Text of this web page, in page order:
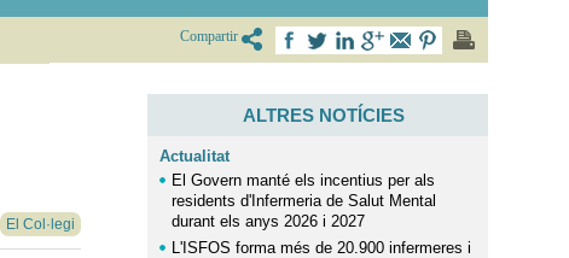
Compartir
El Col·legi
ALTRES NOTÍCIES
Actualitat
El Govern manté els incentius per als
residents d'Infermeria de Salut Mental
durant els anys 2026 i 2027
L'ISFOS forma més de 20.900 infermeres i